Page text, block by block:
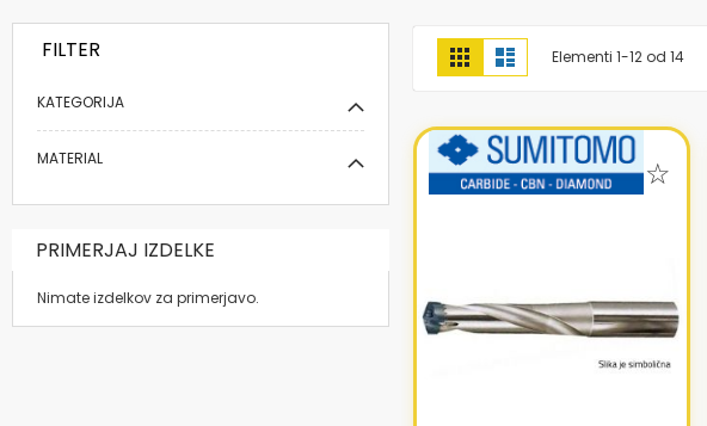
Prikaži
kot
MrežaSeznamElementi 1-12 od 14
FILTER
KATEGORIJA
MATERIAL
PRIMERJAJ IZDELKE
Nimate izdelkov za primerjavo.